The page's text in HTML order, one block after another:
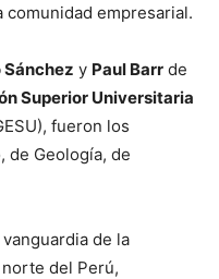
comunidad empresarial.
Sánchez y Paul Barr de
Superior Universitaria
fueron los
de Geología, de
de la
del Perú,